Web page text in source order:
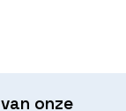
onze